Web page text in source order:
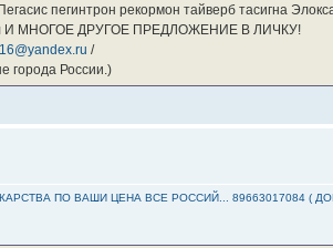
пегинтрон рекормон тайверб тасигна
И МНОГОЕ ДРУГОЕ ПРЕДЛОЖЕНИЕ В ЛИЧКУ!
/
города России.)
ПО ВАШИ ЦЕНА ВСЕ РОССИЙ... 89663017084 (